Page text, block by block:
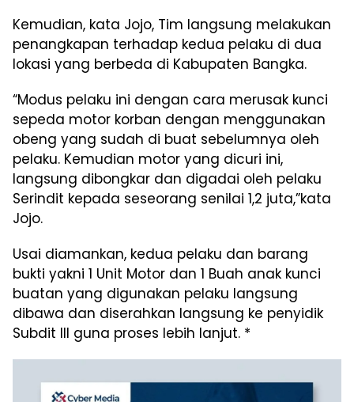
Kemudian, kata Jojo, Tim langsung melakukan
penangkapan terhadap kedua pelaku di dua
lokasi yang berbeda di Kabupaten Bangka.
“Modus pelaku ini dengan cara merusak kunci
sepeda motor korban dengan menggunakan
obeng yang sudah di buat sebelumnya oleh
pelaku. Kemudian motor yang dicuri ini,
langsung dibongkar dan digadai oleh pelaku
Serindit kepada seseorang senilai 1,2 juta,”kata
Jojo.
Usai diamankan, kedua pelaku dan barang
bukti yakni 1 Unit Motor dan 1 Buah anak kunci
buatan yang digunakan pelaku langsung
dibawa dan diserahkan langsung ke penyidik
Subdit III guna proses lebih lanjut. *